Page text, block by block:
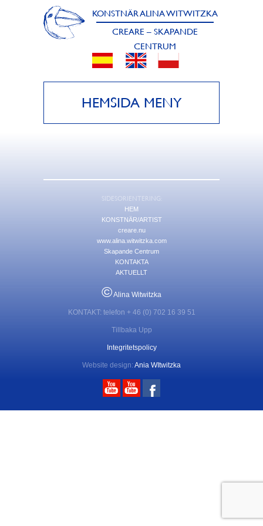
KONSTNÄR ALINA WITWITZKA
CREARE – SKAPANDE
CENTRUM
HEMSIDA MENY
SIDESORIENTERING:
HEM
KONSTNÄR/ARTIST
creare.nu
www.alina.witwitzka.com
Skapande Centrum
KONTAKTA
AKTUELLT
©Alina Witwitzka
KONTAKT: telefon + 46 (0) 702 16 39 51
Tillbaka Upp
Integritetspolicy
Website design:Ania WItwitzka